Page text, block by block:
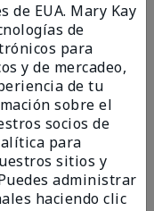
esta
de EUA. Mary Kay
de
para
y de mercadeo,
de tu
sobre el
socios de
para
sitios y
administrar
haciendo clic